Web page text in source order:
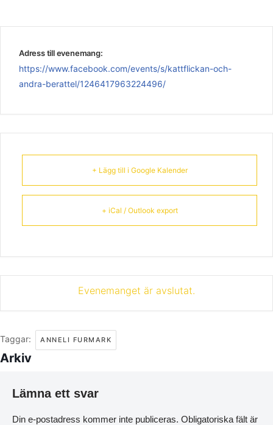
Adress till evenemang:
https://www.facebook.com/events/s/kattflickan-och-
andra-berattel/1246417963224496/
+ Lägg till i Google Kalender
+ iCal / Outlook export
Evenemanget är avslutat.
Taggar: ANNELI FURMARK
Arkiv
Lämna ett svar
Din e-postadress kommer inte publiceras. Obligatoriska fält är